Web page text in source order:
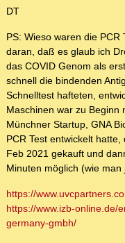
DT
PS: Wieso waren die
daran, daß es glaub ich
das COVID Genom als
schnell die bindenden
Schnelltest hafteten,
Maschinen war zu Beginn
Münchner Startup, GNA
PCR Test entwickelt
Feb 2021 gekauft und
Minuten möglich (wie
https://
https://www.izb-online.de/
germany-gmbh/